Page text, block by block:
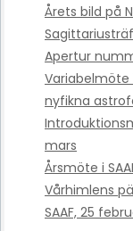
Årets bild på
Apertur
Variabelmöte
nyfikna
mars
Årsmöte i
Vårhimlens
SAAF, 25